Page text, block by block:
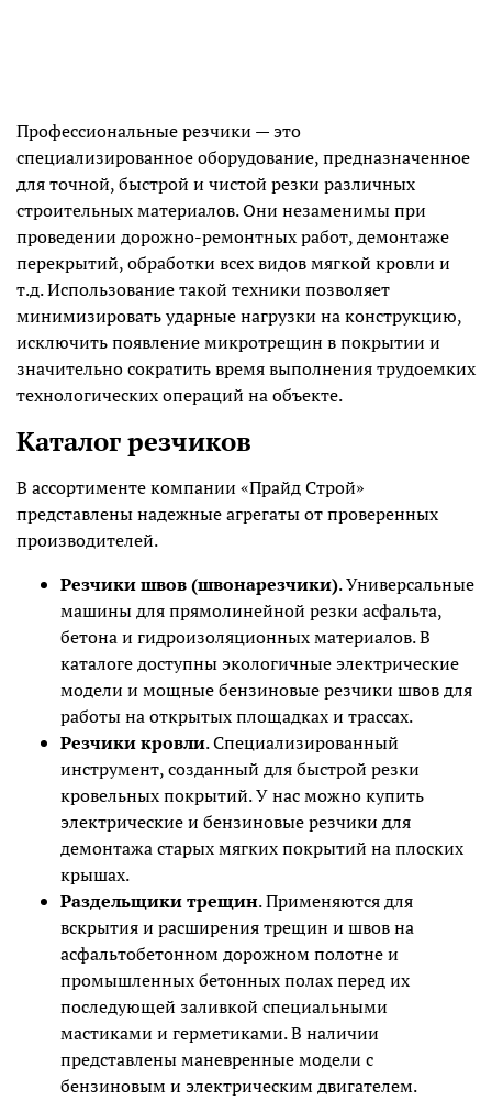
Профессиональные резчики — это
специализированное оборудование, предназначенное
для точной, быстрой и чистой резки различных
строительных материалов. Они незаменимы при
проведении дорожно-ремонтных работ, демонтаже
перекрытий, обработки всех видов мягкой кровли и
т.д. Использование такой техники позволяет
минимизировать ударные нагрузки на конструкцию,
исключить появление микротрещин в покрытии и
значительно сократить время выполнения трудоемких
технологических операций на объекте.
Каталог резчиков
В ассортименте компании «Прайд Строй»
представлены надежные агрегаты от проверенных
производителей.
Резчики швов (швонарезчики). Универсальные
машины для прямолинейной резки асфальта,
бетона и гидроизоляционных материалов. В
каталоге доступны экологичные электрические
модели и мощные бензиновые резчики швов для
работы на открытых площадках и трассах.
Резчики кровли. Специализированный
инструмент, созданный для быстрой резки
кровельных покрытий. У нас можно купить
электрические и бензиновые резчики для
демонтажа старых мягких покрытий на плоских
крышах.
Раздельщики трещин. Применяются для
вскрытия и расширения трещин и швов на
асфальтобетонном дорожном полотне и
промышленных бетонных полах перед их
последующей заливкой специальными
мастиками и герметиками. В наличии
представлены маневренные модели с
бензиновым и электрическим двигателем.